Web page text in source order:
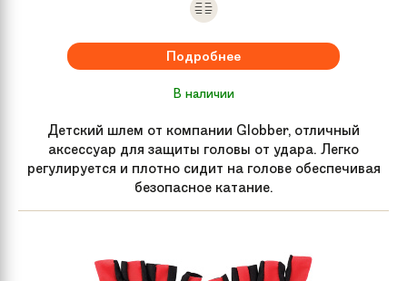
Подробнее
В наличии
Детский шлем от компании Globber, отличный
аксессуар для защиты головы от удара. Легко
регулируется и плотно сидит на голове обеспечивая
безопасное катание.